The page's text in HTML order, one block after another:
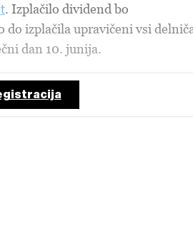
. Izplačilo dividend bo
do izplačila upravičeni vsi
dan 10. junija.